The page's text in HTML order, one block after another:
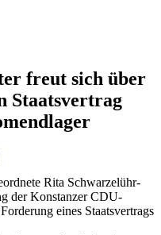
freut sich über
Staatsvertrag
Rita Schwarzelühr-
der Konstanzer CDU-
eines Staatsvertrags